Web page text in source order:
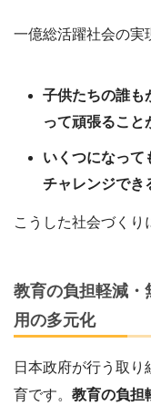
一億総活躍社会の実
子供たちの誰も
って頑張ること
いくつになって
チャレンジでき
こうした社会づくり
教育の負担軽減・
用の多元化
日本政府が行う取
育です。 教育の負担